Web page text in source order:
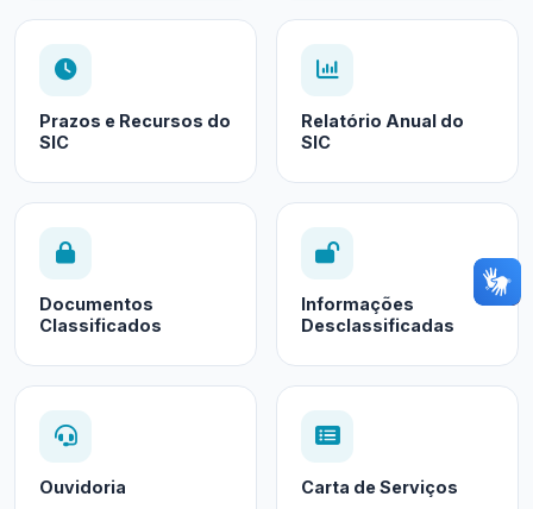
Prazos e Recursos do
SIC
Relatório Anual do
SIC
Documentos
Classificados
Informações
Desclassificadas
Ouvidoria Carta de Serviços